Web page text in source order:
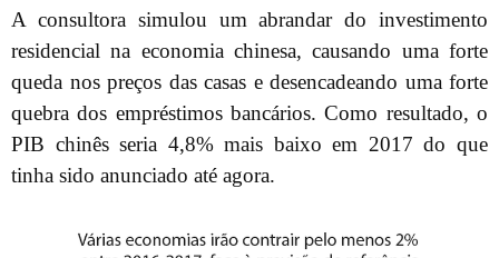
A consultora simulou um abrandar do investimento
residencial na economia chinesa, causando uma forte
queda nos preços das casas e desencadeando uma forte
quebra dos empréstimos bancários. Como resultado, o
PIB chinês seria 4,8% mais baixo em 2017 do que
tinha sido anunciado até agora.